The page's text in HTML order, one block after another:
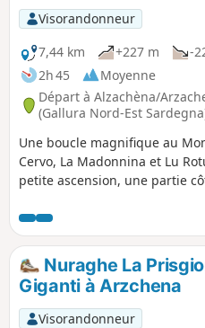
Visorandonneur
7,44 km
+227 m
-
2h 45
Moyenne
Départ à Alzachèna/
(Gallura Nord-Est
Une boucle magnifique au
Cervo, La Madonnina et Lu
petite ascension, une partie
régulières, vous pouvez donc
moins long comme vous le
parcours.Nuraghe La
Giganti à Arzchena
Visorandonneur